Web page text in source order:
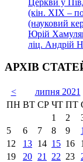
(кін. ХІХ –
(науковий
Юрій
ліц. Андрій
АРХІВ
< липня 2021
ПН ВТ СР ЧТ ПТ
1
2
5
6 7 8 9
12
13 14 15 16
19
20 21 22 23